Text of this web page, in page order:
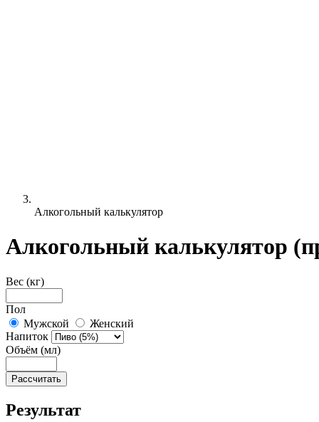
Алкогольный калькулятор
Алкогольный калькулятор
Вес (кг)
Пол
Мужской
Женский
Напиток
Объём (мл)
Рассчитать
Результат